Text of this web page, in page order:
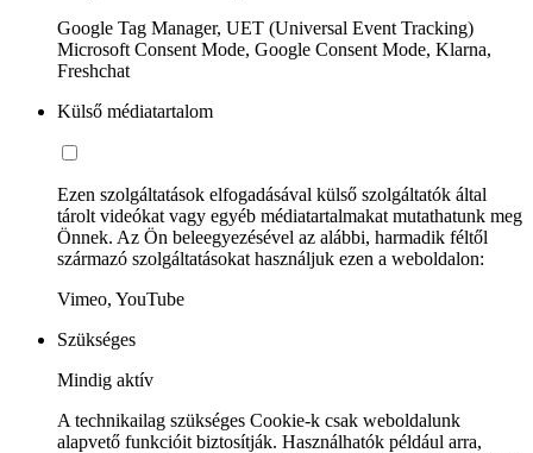
Google Tag Manager, UET (Universal Event Tracking)
Microsoft Consent Mode, Google Consent Mode, Klarna,
Freshchat
Külső médiatartalom
Ezen szolgáltatások elfogadásával külső szolgáltatók által
tárolt videókat vagy egyéb médiatartalmakat mutathatunk meg
Önnek. Az Ön beleegyezésével az alábbi, harmadik féltől
származó szolgáltatásokat használjuk ezen a weboldalon:
Vimeo, YouTube
Szükséges
Mindig aktív
A technikailag szükséges Cookie-k csak weboldalunk
alapvető funkcióit biztosítják. Használhatók például arra,